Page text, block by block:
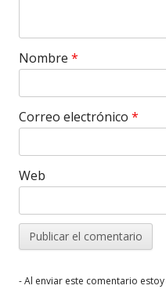
Nombre *
Correo electrónico *
Web
- Al enviar este comentario